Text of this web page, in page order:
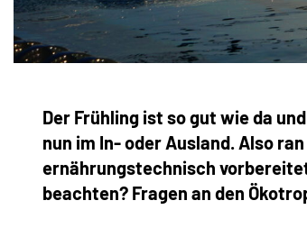
Der Frühling ist so gut wie da
nun im In- oder Ausland. Also
ernährungstechnisch
beachten? Fragen an den